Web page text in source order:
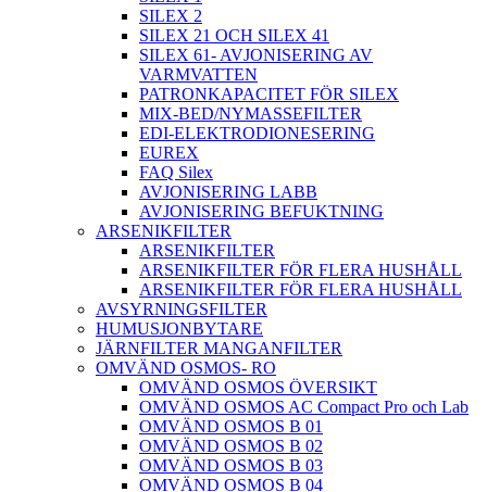
SILEX 2
SILEX 21 OCH SILEX 41
SILEX 61- AVJONISERING AV
VARMVATTEN
PATRONKAPACITET FÖR SILEX
MIX-BED/NYMASSEFILTER
EDI-ELEKTRODIONESERING
EUREX
FAQ Silex
AVJONISERING LABB
AVJONISERING BEFUKTNING
ARSENIKFILTER
ARSENIKFILTER
ARSENIKFILTER FÖR FLERA HUSHÅLL
ARSENIKFILTER FÖR FLERA HUSHÅLL
AVSYRNINGSFILTER
HUMUSJONBYTARE
JÄRNFILTER MANGANFILTER
OMVÄND OSMOS- RO
OMVÄND OSMOS ÖVERSIKT
OMVÄND OSMOS AC Compact Pro och Lab
OMVÄND OSMOS B 01
OMVÄND OSMOS B 02
OMVÄND OSMOS B 03
OMVÄND OSMOS B 04